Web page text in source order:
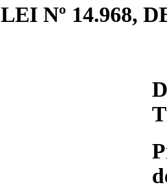
LEI Nº 14.968,